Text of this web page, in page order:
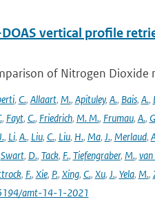
vertical profile
of Nitrogen Dioxide
, C., Allaart, M., Apituley, A., Bais, A.,
, Fayt, C., Friedrich, M. M., Frumau, A.,
, Li, A., Liu, C., Liu, H., Ma, J., Merlaud,
Swart, D., Tack, F., Tiefengraber, M.,
, F., Xie, P., Xing, C., Xu, J., Yela, M.,
amt-14-1-2021